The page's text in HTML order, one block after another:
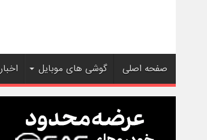
صفحه اصلی گوشی های موبایل